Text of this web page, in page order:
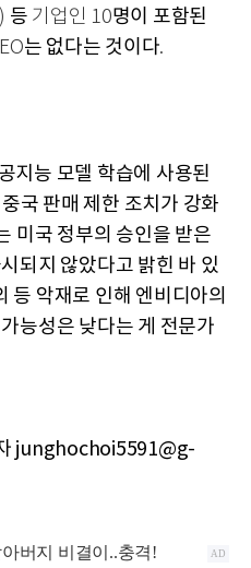
) 등 기업인 10명이 포함된
는 없다는 것이다.
지능 모델 학습에 사용된
중국 판매 제한 조치가 강화
미국 정부의 승인을 받은
되지 않았다고 밝힌 바 있
등 악재로 인해 엔비디아의
가능성은 낮다는 게 전문가
junghochoi5591@g-